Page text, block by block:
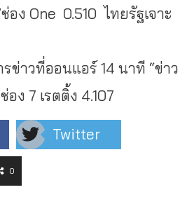
ช่อง One 0.510 ไทยรัฐเจาะ
ข่าวที่ออนแอร์ 14 นาที “ข่าว
ง 7 เรตติ้ง 4.107
Twitter
0